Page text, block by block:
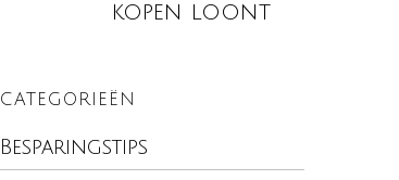
kopen loont
CATEGORIEËN
Besparingstips